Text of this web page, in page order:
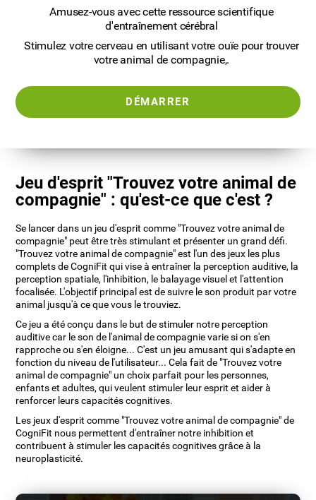
Amusez-vous avec cette ressource scientifique
d'entraînement cérébral
Stimulez votre cerveau en utilisant votre ouïe pour trouver
votre animal de compagnie,.
DÉMARRER
Jeu d'esprit "Trouvez votre animal de
compagnie" : qu'est-ce que c'est ?
Se lancer dans un jeu d'esprit comme "Trouvez votre animal de
compagnie" peut être très stimulant et présenter un grand défi.
"Trouvez votre animal de compagnie" est l'un des jeux les plus
complets de CogniFit qui vise à entraîner la perception auditive, la
perception spatiale, l'inhibition, le balayage visuel et l'attention
focalisée. L'objectif principal est de suivre le son produit par votre
animal jusqu'à ce que vous le trouviez.
Ce jeu a été conçu dans le but de stimuler notre perception
auditive car le son de l'animal de compagnie varie si on s'en
rapproche ou s'en éloigne... C'est un jeu amusant qui s'adapte en
fonction du niveau de l'utilisateur... Cela fait de "Trouvez votre
animal de compagnie" un choix parfait pour les personnes,
enfants et adultes, qui veulent stimuler leur esprit et aider à
renforcer leurs capacités cognitives.
Les jeux d'esprit comme "Trouvez votre animal de compagnie" de
CogniFit nous permettent d'entraîner notre inhibition et
contribuent à stimuler les capacités cognitives grâce à la
neuroplasticité.